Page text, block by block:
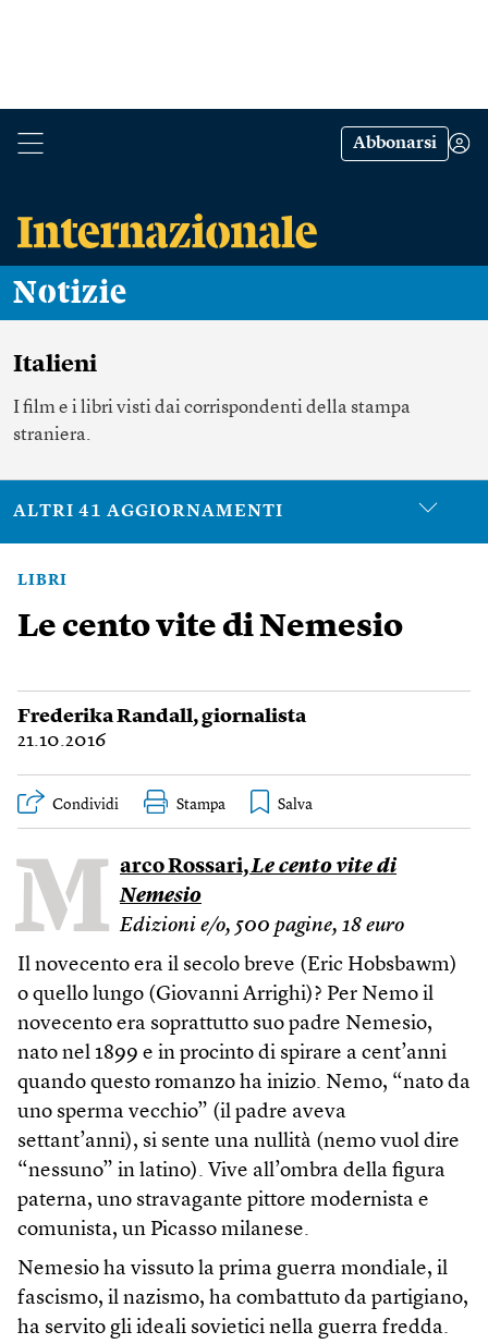
Abbonarsi
Notizie
Italieni
I film e i libri visti dai corrispondenti della stampa
straniera.
ALTRI 41 AGGIORNAMENTI
LIBRI
Le cento vite di Nemesio
Frederika Randall, giornalista
21.10.2016
Condividi Stampa
M arco Rossari,Le cento vite di
Nemesio
Edizioni e/o, 500 pagine, 18 euro
Il novecento era il secolo breve (Eric Hobsbawm)
o quello lungo (Giovanni Arrighi)? Per Nemo il
novecento era soprattutto suo padre Nemesio,
nato nel 1899 e in procinto di spirare a cent’anni
quando questo romanzo ha inizio. Nemo, “nato da
uno sperma vecchio” (il padre aveva
settant’anni), si sente una nullità (nemo vuol dire
“nessuno” in latino). Vive all’ombra della figura
paterna, uno stravagante pittore modernista e
comunista, un Picasso milanese.
Nemesio ha vissuto la prima guerra mondiale, il
fascismo, il nazismo, ha combattuto da partigiano,
ha servito gli ideali sovietici nella guerra fredda.